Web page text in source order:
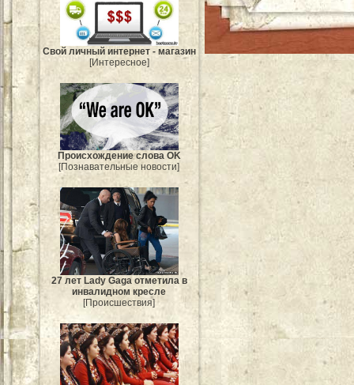
Свой личный интернет - магазин
[Интересное]
Происхождение слова OK
[Познавательные новости]
27 лет Lady Gaga отметила в
инвалидном кресле
[Происшествия]